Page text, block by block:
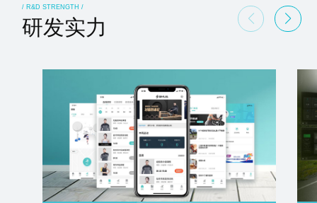
/ R&D STRENGTH /
研发实力